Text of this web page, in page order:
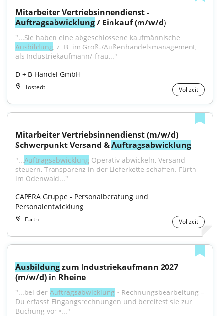
Auftragsabwicklung / Einkauf (m/w/d)
Ausbildung, z. B. im Groß‑/Außenhandelsmanagement,
als Industriekaufmann/-frau..."
D + B Handel GmbH
Tostedt Vollzeit
Mitarbeiter Vertriebsinnendienst (m/w/d)
Schwerpunkt Versand & Auftragsabwicklung
"...Auftragsabwicklung Operativ abwickeln, Versand
steuern, Transparenz in der Lieferkette schaffen. Fürth
im Odenwald..."
CAPERA Gruppe - Personalberatung und
Personalentwicklung
Fürth Vollzeit
Ausbildung zum Industriekaufmann 2027
(m/w/d) in Rheine
"...bei der Auftragsabwicklung • Rechnungsbearbeitung –
Du erfasst Eingangsrechnungen und bereitest sie zur
Buchung vor •..."